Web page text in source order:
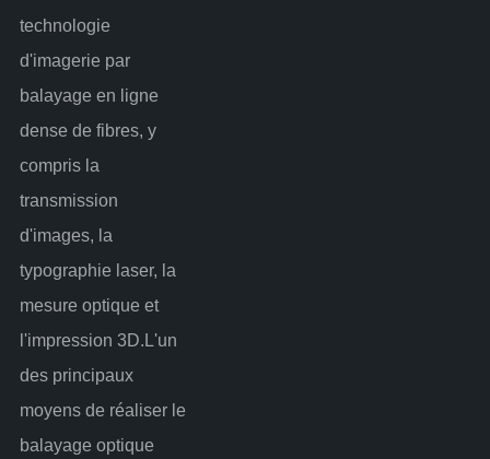
technologie
d'imagerie par
balayage en ligne
dense de fibres, y
compris la
transmission
d'images, la
typographie laser, la
mesure optique et
l'impression 3D.L'un
des principaux
moyens de réaliser le
balayage optique